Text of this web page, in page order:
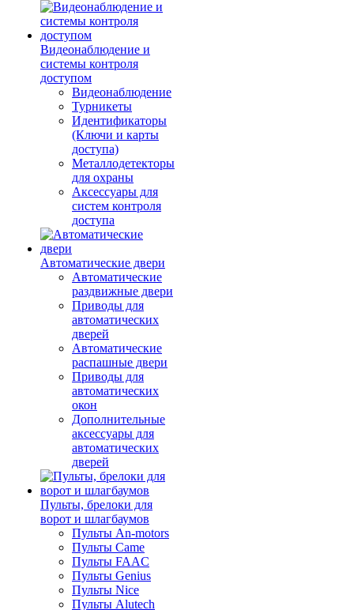
Видеонаблюдение и
системы контроля
доступом
Видеонаблюдение
Турникеты
Идентификаторы
(Ключи и карты
доступа)
Металлодетекторы
для охраны
Аксессуары для
систем контроля
доступа
Автоматические двери
Автоматические
раздвижные двери
Приводы для
автоматических
дверей
Автоматические
распашные двери
Приводы для
автоматических
окон
Дополнительные
аксессуары для
автоматических
дверей
Пульты, брелоки для
ворот и шлагбаумов
Пульты An-motors
Пульты Came
Пульты FAAC
Пульты Genius
Пульты Nice
Пульты Alutech